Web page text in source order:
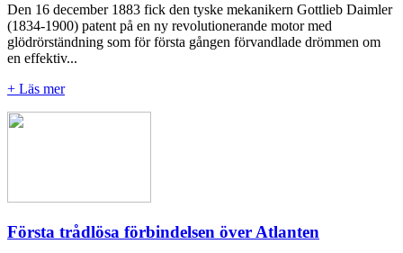
Den 16 december 1883 fick den tyske mekanikern Gottlieb Daimler
(1834-1900) patent på en ny revolutionerande motor med
glödrörständning som för första gången förvandlade drömmen om
en effektiv...
+ Läs mer
Första trådlösa förbindelsen över Atlanten